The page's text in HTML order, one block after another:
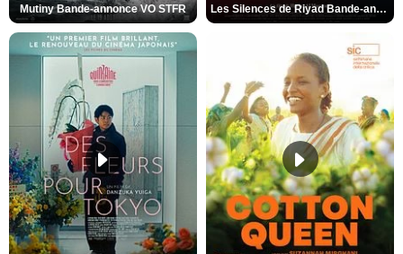
Mutiny Bande-annonce VO STFR Les Silences de Riyad Bande-annonce VO STFR